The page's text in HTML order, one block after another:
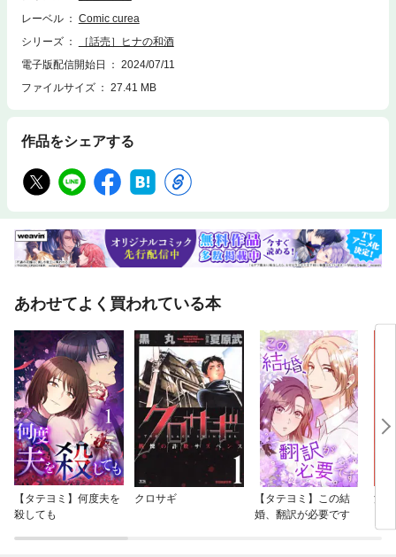
レーベル
Comic curea
シリーズ
［話売］ヒナの和酒
電子版配信開始日
2024/07/11
ファイルサイズ
27.41 MB
作品をシェアする
あわせてよく買われている本
【タテヨミ】何度夫を
殺しても
クロサギ
【タテヨミ】この結
婚、翻訳が必要です
深